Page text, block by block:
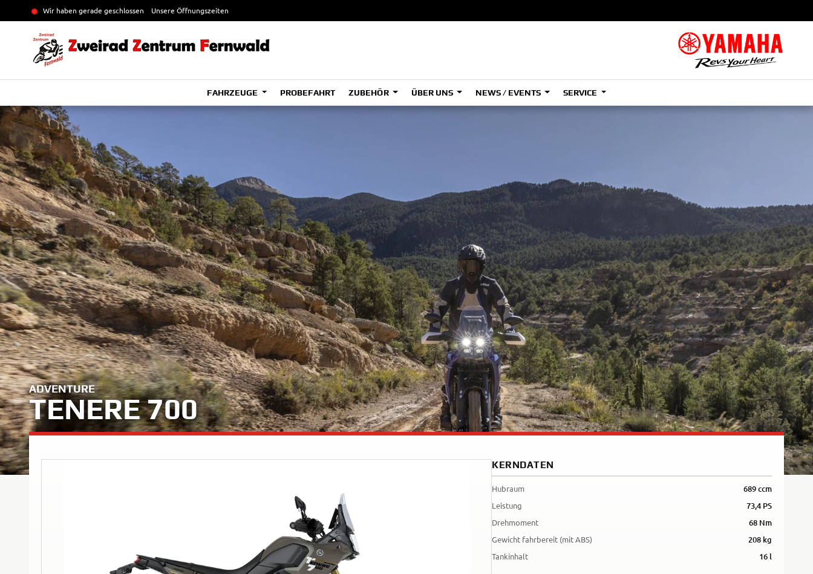
Wir haben gerade geschlossen Unsere Öffnungszeiten
FAHRZEUGE
ADVENTURE
SUPERSPORT
(Low)
Rally
A
Tenere
700
World
Raid
WR125R
PROBEFAHRT ZUBEHÖR ÜBER UNS NEWS / EVENTS SERVICE
ADVENTURE
TENERE 700
KERNDATEN
Hubraum 689 ccm
Leistung 73,4 PS
Drehmoment 68 Nm
Gewicht fahrbereit (mit ABS) 208 kg
Tankinhalt 16 l